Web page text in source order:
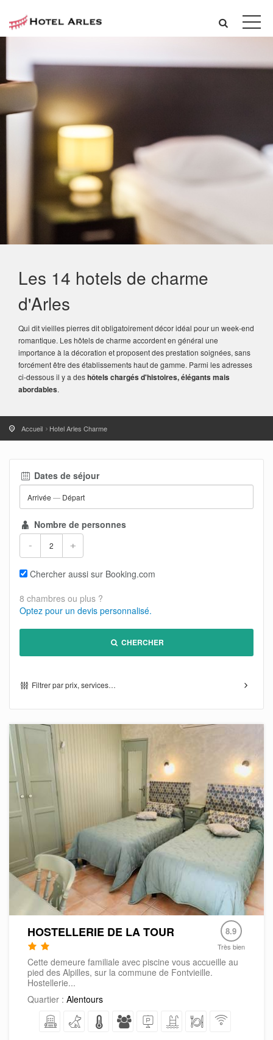
Les 14 hotels de charme
d'Arles
Qui dit vieilles pierres dit obligatoirement décor idéal pour un week-end
romantique. Les hôtels de charme accordent en général une
importance à la décoration et proposent des prestation soignées, sans
forcément être des établissements haut de gamme. Parmi les adresses
ci-dessous il y a deshôtels chargés d'histoires, élégants mais
abordables.
Accueil Hotel Arles Charme
Dates de séjour
Arrivée — Départ
Nombre de personnes
- +
Chercher aussi sur Booking.com
8 chambres ou plus ?
Optez pour un devis personnalisé.
CHERCHER
Filtrer par prix, services…
HOSTELLERIE DE LA TOUR 8.9
Très bien
Cette demeure familiale avec piscine vous accueille au
pied des Alpilles, sur la commune de Fontvieille.
Hostellerie...
Quartier : Alentours